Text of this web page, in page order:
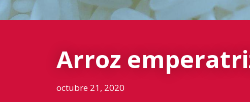
Arroz
octubre 21, 2020